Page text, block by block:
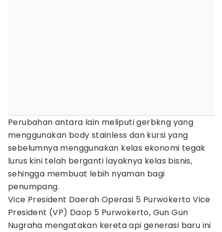
Perubahan antara lain meliputi gerbkng yang
menggunakan body stainless dan kursi yang
sebelumnya menggunakan kelas ekonomi tegak
lurus kini telah berganti layaknya kelas bisnis,
sehingga membuat lebih nyaman bagi
penumpang.
Vice President Daerah Operasi 5 Purwokerto Vice
President (VP) Daop 5 Purwokerto, Gun Gun
Nugraha mengatakan kereta api generasi baru ini